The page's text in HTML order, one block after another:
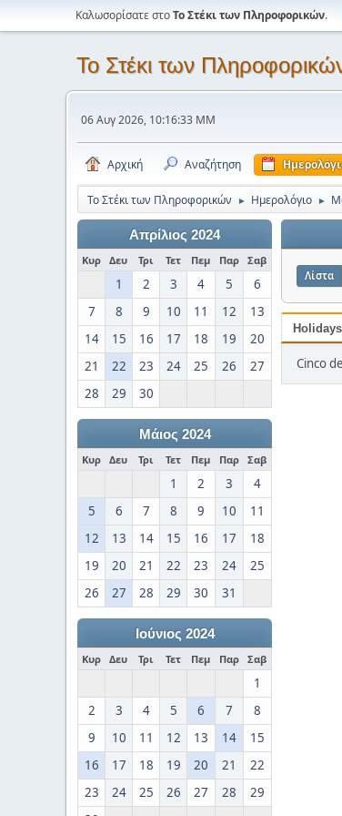
Καλωσορίσατε στοΤο Στέκι των Πληροφορικών.
Το Στέκι των
06 Αυγ 2026, 10:16:33 ΜΜ
Αρχική Αναζήτηση
Το Στέκι των Πληροφορικών ► Ημερολόγιο ►
Απρίλιος 2024
Κυρ Δευ Τρι Τετ Πεμ Παρ Σαβ
1 2 3 4 5
6
7
8 9 10 11 12
13
14
15 16 17 18 19
20
21
22 23 24 25 26
27
28
29 30
Μάιος 2024
Κυρ Δευ Τρι Τετ Πεμ Παρ Σαβ
1 2 3
4
5
6 7 8 9 10
11
12
13 14 15 16 17
18
19
20 21 22 23 24
25
26
27 28 29 30 31
Ιούνιος 2024
Κυρ Δευ Τρι Τετ Πεμ Παρ Σαβ
1
2
3 4 5 6 7
8
9
10 11 12 13 14
15
16
17 18 19 20 21
22
23
24 25 26 27 28
29
Λίστα
Holidays
Cinco